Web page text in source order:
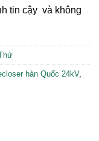
tin cậy và không
hàn Quốc 24kV,